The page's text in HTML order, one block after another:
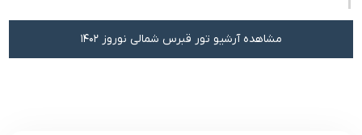
مشاهده آرشیو تور قبرس شمالی نوروز 1402